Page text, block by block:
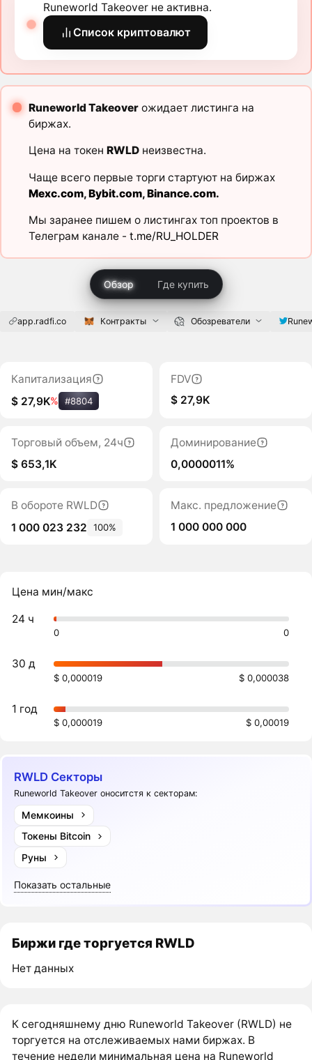
Runeworld Takeover не активна.
Список криптовалют
Runeworld Takeoverожидает листинга на
биржах.
Цена на токен RWLDнеизвестна.
Чаще всего первые торги стартуют на биржах
Mexc.com,Bybit.com,Binance.com.
Мы заранее пишем о листингах топ проектов в
Телеграм канале - t.me/RU_HOLDER
Обзор Где купить
app.radfi.co Контракты Обозреватели
Капитализация
$ 27,9K% #8804
FDV
$ 27,9K
Торговый объем, 24ч
$ 653,1K
Доминирование
0,0000011%
В обороте RWLD
1 000 023 232
100%
Макс. предложение
1 000 000 000
Цена мин/макс
24 ч
0 0
30 д
$ 0,000019 $ 0,000038
1 год
$ 0,000019 $ 0,00019
RWLD Секторы
Runeworld Takeover оноситстя к секторам:
Мемкоины
Токены Bitcoin
Руны
Показать остальные
Биржи где торгуется RWLD
Нет данных
К сегодняшнему дню Runeworld Takeover (RWLD) не
торгуется на отслеживаемых нами биржах. В
течение недели минимальная цена на Runeworld